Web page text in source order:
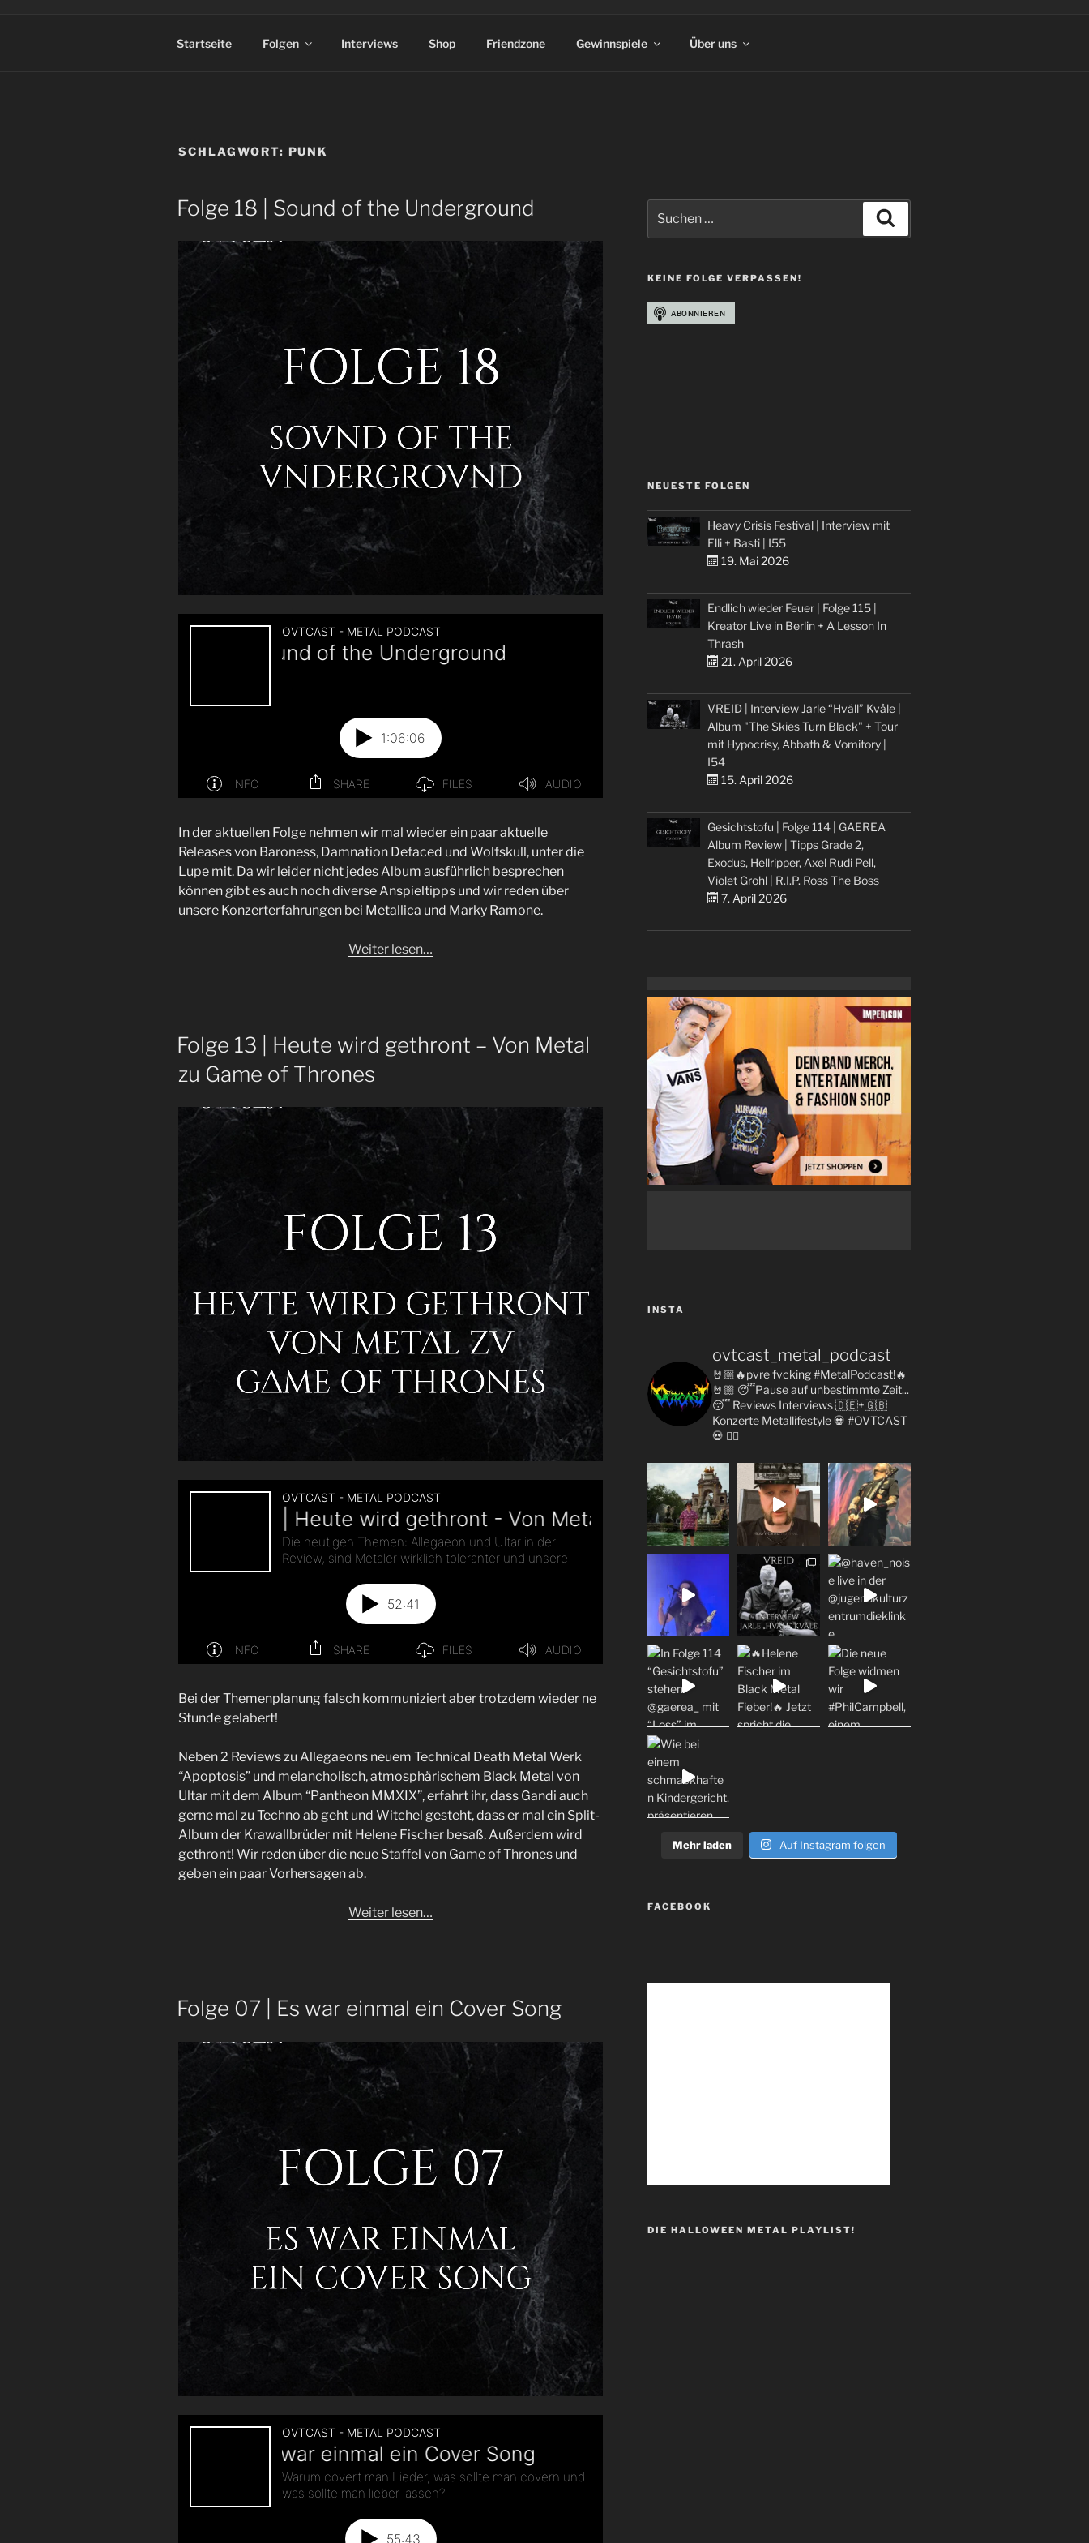
Startseite Folgen Interviews Shop Friendzone Gewinnspiele Über uns
SCHLAGWORT: PUNK
Folge 18 | Sound of the Underground
In der aktuellen Folge nehmen wir mal wieder ein paar aktuelle
Releases von Baroness, Damnation Defaced und Wolfskull, unter die
Lupe mit. Da wir leider nicht jedes Album ausführlich besprechen
können gibt es auch noch diverse Anspieltipps und wir reden über
unsere Konzerterfahrungen bei Metallica und Marky Ramone.
Weiter lesen…
Folge 13 | Heute wird gethront – Von Metal
zu Game of Thrones
Bei der Themenplanung falsch kommuniziert aber trotzdem wieder ne
Stunde gelabert!
Neben 2 Reviews zu Allegaeons neuem Technical Death Metal Werk
“Apoptosis” und melancholisch, atmosphärischem Black Metal von
Ultar mit dem Album “Pantheon MMXIX”, erfahrt ihr, dass Gandi auch
gerne mal zu Techno ab geht und Witchel gesteht, dass er mal ein Split-
Album der Krawallbrüder mit Helene Fischer besaß. Außerdem wird
gethront! Wir reden über die neue Staffel von Game of Thrones und
geben ein paar Vorhersagen ab.
Weiter lesen…
Folge 07 | Es war einmal ein Cover Song
nach:
KEINE FOLGE VERPASSEN!
NEUESTE FOLGEN
Heavy Crisis Festival | Interview mit
Elli + Basti | I55
19. Mai 2026
Endlich wieder Feuer | Folge 115 |
Kreator Live in Berlin + A Lesson In
Thrash
21. April 2026
VREID | Interview Jarle “Hváll” Kvåle |
Album "The Skies Turn Black" + Tour
mit Hypocrisy, Abbath & Vomitory |
I54
15. April 2026
Gesichtstofu | Folge 114 | GAEREA
Album Review | Tipps Grade 2,
Exodus, Hellripper, Axel Rudi Pell,
Violet Grohl | R.I.P. Ross The Boss
7. April 2026
INSTA
ovtcast_metal_podcast
🤘🏼🔥pvre fvcking #MetalPodcast!🔥
🤘🏼 😴Pause auf unbestimmte Zeit...
😴Reviews Interviews 🇩🇪+🇬🇧
KonzerteMetallifestyle💀 #OVTCAST
💀 👇🏼
Mehr laden Auf Instagram folgen
FACEBOOK
DIE HALLOWEEN METAL PLAYLIST!